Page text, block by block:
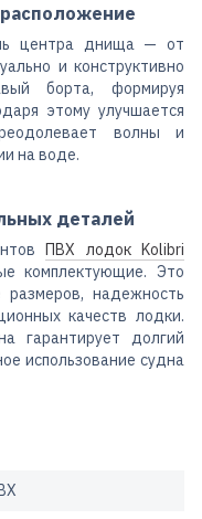
центра днища — от
и конструктивно
борта, формируя
этому улучшается
волны и
на воде.
деталей
ПВХ лодок Kolibri
комплектующие. Это
размеров, надежность
качеств лодки.
гарантирует долгий
использование судна